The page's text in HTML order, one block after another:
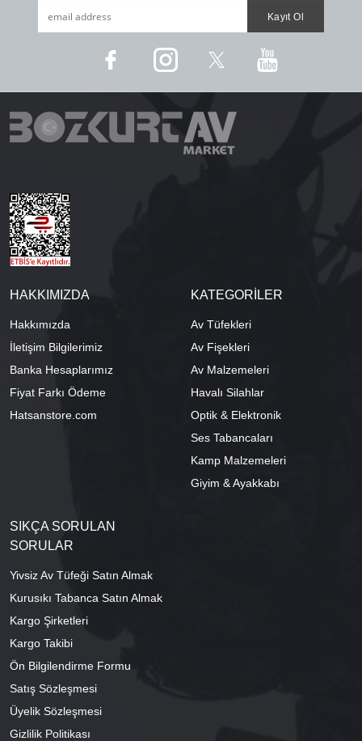
HAKKIMIZDA
Hakkımızda
İletişim Bilgilerimiz
Banka Hesaplarımız
Fiyat Farkı Ödeme
Hatsanstore.com
KATEGORİLER
Av Tüfekleri
Av Fişekleri
Av Malzemeleri
Havalı Silahlar
Optik & Elektronik
Ses Tabancaları
Kamp Malzemeleri
Giyim & Ayakkabı
SIKÇA SORULAN
SORULAR
Yivsiz Av Tüfeği Satın Almak
Kurusıkı Tabanca Satın Almak
Kargo Şirketleri
Kargo Takibi
Ön Bilgilendirme Formu
Satış Sözleşmesi
Üyelik Sözleşmesi
Gizlilik Politikası